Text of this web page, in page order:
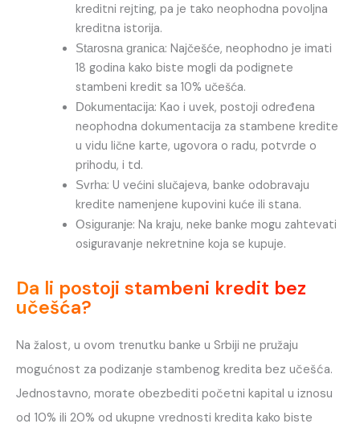
kreditni rejting, pa je tako neophodna povoljna
kreditna istorija.
Starosna granica: Najčešće, neophodno je imati
18 godina kako biste mogli da podignete
stambeni kredit sa 10% učešća.
Dokumentacija: Kao i uvek, postoji određena
neophodna dokumentacija za stambene kredite
u vidu lične karte, ugovora o radu, potvrde o
prihodu, i td.
Svrha: U većini slučajeva, banke odobravaju
kredite namenjene kupovini kuće ili stana.
Osiguranje: Na kraju, neke banke mogu zahtevati
osiguravanje nekretnine koja se kupuje.
Da li postoji stambeni kredit bez
učešća?
Na žalost, u ovom trenutku banke u Srbiji ne pružaju
mogućnost za podizanje stambenog kredita bez učešća.
Jednostavno, morate obezbediti početni kapital u iznosu
od 10% ili 20% od ukupne vrednosti kredita kako biste